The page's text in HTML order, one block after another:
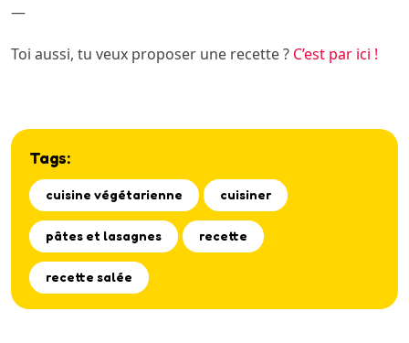
—
Toi aussi, tu veux proposer une recette ? C’est par ici !
Tags:
cuisine végétarienne cuisiner
pâtes et lasagnes recette
recette salée